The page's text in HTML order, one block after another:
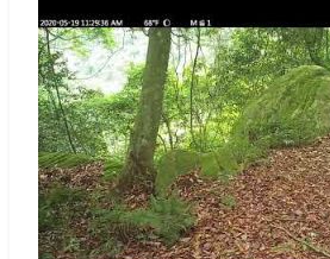
水鹿
山羊
山豬
獼猴
高雄市文化局